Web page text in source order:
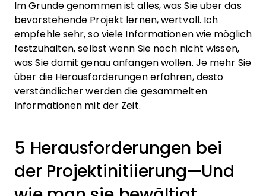
Im Grunde genommen ist alles, was Sie über das
bevorstehende Projekt lernen, wertvoll. Ich
empfehle sehr, so viele Informationen wie möglich
festzuhalten, selbst wenn Sie noch nicht wissen,
was Sie damit genau anfangen wollen. Je mehr Sie
über die Herausforderungen erfahren, desto
verständlicher werden die gesammelten
Informationen mit der Zeit.
5 Herausforderungen bei
der Projektinitiierung—Und